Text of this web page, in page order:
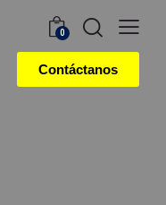
0
Contáctanos